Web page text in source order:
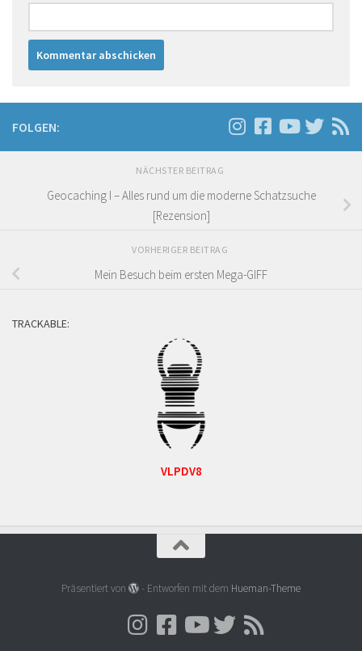
FOLGEN:
NÄCHSTER BEITRAG
Geocaching I – Alles rund um die moderne Schatzsuche
[Rezension]
VORHERIGER BEITRAG
Mein Besuch beim ersten Mega-GIFF
TRACKABLE:
VLPDV8
Präsentiert von - Entworfen mit dem Hueman-Theme